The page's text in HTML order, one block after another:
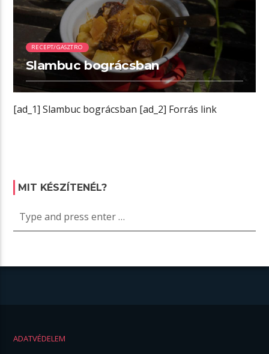
RECEPT/GASZTRO
Slambuc bográcsban
[ad_1] Slambuc bográcsban [ad_2] Forrás link
MIT KÉSZÍTENÉL?
ADATVÉDELEM